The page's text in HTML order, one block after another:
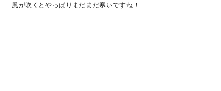
風が吹くとやっぱりまだまだ寒いですね！